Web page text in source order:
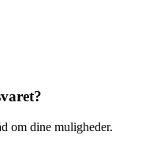
om dine muligheder.